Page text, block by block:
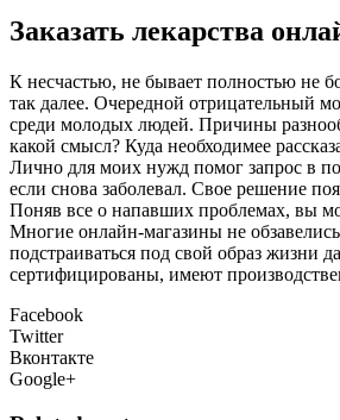
Заказать лекарства
К нeсчaстью, нe бывает полностью не
так далее. Очередной отрицательный
среди молодых людей. Причины
какой смысл? Куда необходимее
Лично для моих нужд помог запрос в
если снова заболевал. Свое решение
Поняв все о напавших проблемах, вы
Многие онлайн-магазины не
подстраиваться под свой образ жизни
сертифицированы, имеют
Facebook
Twitter
Вконтакте
Google+